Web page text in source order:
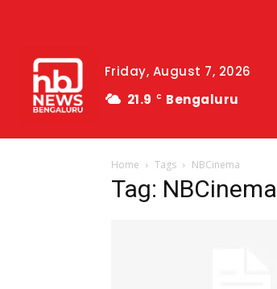
Friday, August 7, 2026
21.9
C Bengaluru
Home Tags NBCinema
Tag: NBCinema